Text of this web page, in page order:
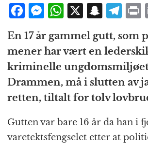
F
a
c
e
b
o
o
k
M
ss
e
n
g
e
r
W
at
s
A
p
p
X S
a
p
c
h
at
T
e
g
r
a
m
t
En 17 år gammel gutt, som
mener har vært en
kriminelle
Drammen, må i slutten av
retten, tiltalt for tolv
Gutten var bare 16 år da han i
varetektsfengselet etter at